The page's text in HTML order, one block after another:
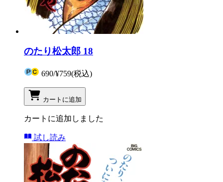
のたり松太郎 18
690/¥759(税込)
カートに追加
カートに追加しました
試し読み